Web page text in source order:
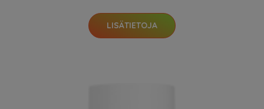
LISÄTIETOJA